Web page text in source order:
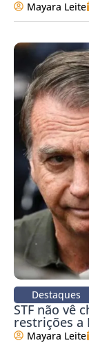
Mayara Leite
Destaques
STF não vê
restrições a
Mayara Leite